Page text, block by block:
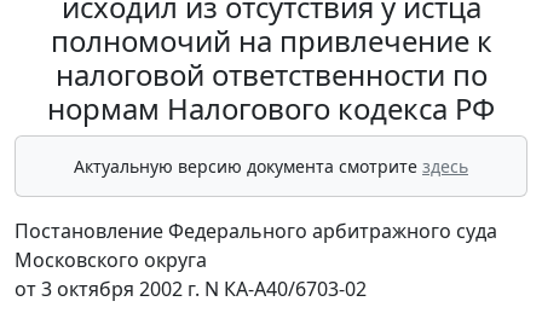
полномочий на привлечение к
налоговой ответственности по
нормам Налогового кодекса РФ
Актуальную версию документа смотрите здесь
Постановление Федерального арбитражного суда
Московского округа
от 3 октября 2002 г. N КА-А40/6703-02